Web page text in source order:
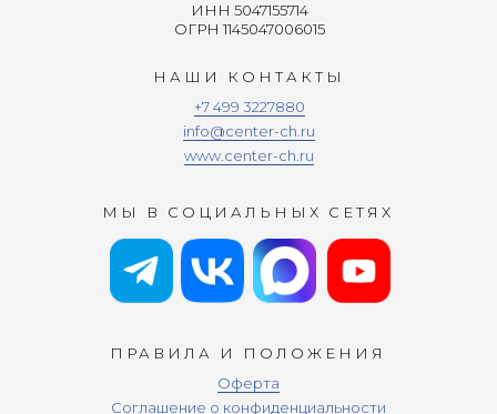
+7 499 3227880
info@center-ch.ru
www.center-ch.ru
МЫ В СОЦИАЛЬНЫХ СЕТЯХ
ПРАВИЛА И ПОЛОЖЕНИЯ
НАШИ КОНТАКТЫ
ИНН 5047155714
ОГРН 1145047006015
Оферта
Соглашение о конфиденциальности